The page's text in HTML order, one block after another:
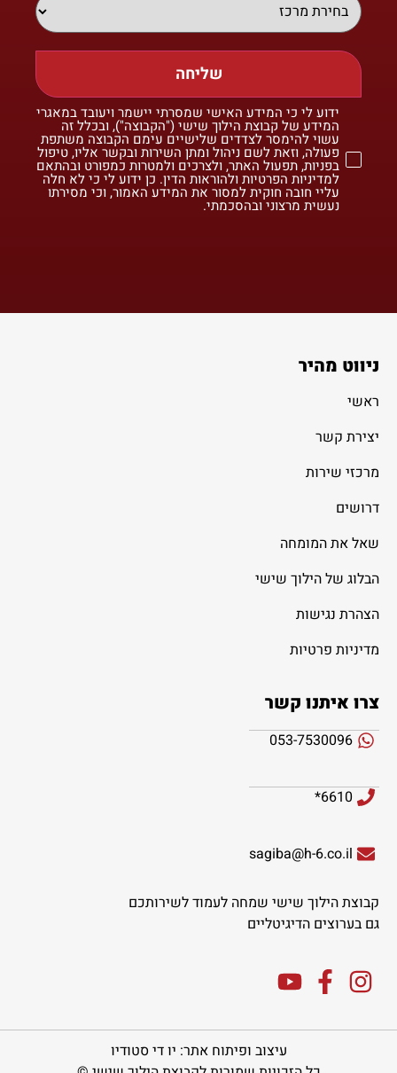
שליחה
ידוע לי כי המידע האישי שמסרתי יישמר ויעובד במאגרי
המידע של קבוצת הילוך שישי ("הקבוצה"), ובכלל זה
עשוי להימסר לצדדים שלישיים עימם הקבוצה משתפת
פעולה, וזאת לשם ניהול ומתן השירות ובקשר אליו, טיפול
בפניות, תפעול האתר, ולצרכים ולמטרות כמפורט ובהתאם
למדיניות הפרטיות ולהוראות הדין. כן ידוע לי כי לא חלה
עליי חובה חוקית למסור את המידע האמור, וכי מסירתו
נעשית מרצוני ובהסכמתי.
ניווט מהיר
ראשי
יצירת קשר
מרכזי שירות
דרושים
שאל את המומחה
הבלוג של הילוך שישי
הצהרת נגישות
מדיניות פרטיות
צרו איתנו קשר
053-7530096
6610*
sagiba@h-6.co.il
קבוצת הילוך שישי שמחה לעמוד לשירותכם
גם בערוצים הדיגיטליים
עיצוב ופיתוח אתר: יו די סטודיו